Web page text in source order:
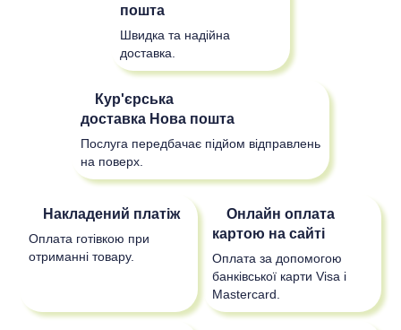
пошта
Швидка та надійна
доставка.
Кур'єрська
доставка Нова пошта
Послуга передбачає підйом відправлень
на поверх.
Накладений платіж
Оплата готівкою при
отриманні товару.
Онлайн оплата
картою на сайті
Оплата за допомогою
банківської карти Visa і
Mastercard.